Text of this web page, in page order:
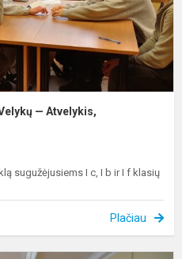
— Atvelykis,
sugužėjusiems I c, I b ir I f klasių
Plačiau